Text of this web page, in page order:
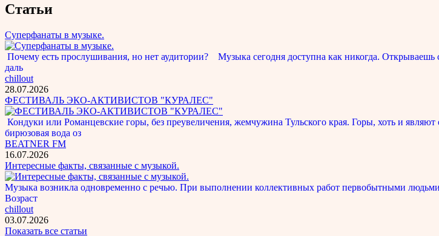
Статьи
Суперфанаты в музыке.
Почему есть прослушивания, но нет аудитории? Музыка сегодня доступна как никогда.
даль
chillout
28.07.2026
ФЕСТИВАЛЬ ЭКО-АКТИВИСТОВ "КУРАЛЕС"
Кондуки или Романцевские горы, без преувеличения, жемчужина Тульского края. Горы, хоть и
бирюзовая вода оз
BEATNER FM
16.07.2026
Интересные факты, связанные с музыкой.
Музыка возникла одновременно с речью. При выполнении коллективных работ первобытными
Возраст
chillout
03.07.2026
Показать все статьи